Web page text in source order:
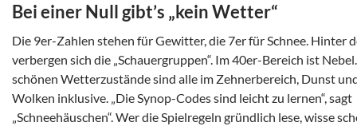
Bei einer Null gibt’s „kein Wetter“
Die 9er-Zahlen stehen für Gewitter, die 7er für Schnee. Hinter
verbergen sich die „Schauergruppen“. Im 40er-Bereich ist
schönen Wetterzustände sind alle im Zehnerbereich, Dunst
Wolken inklusive. „Die Synop-Codes sind leicht zu lernen“, sagt
„Schneehäuschen“. Wer die Spielregeln gründlich lese, wisse